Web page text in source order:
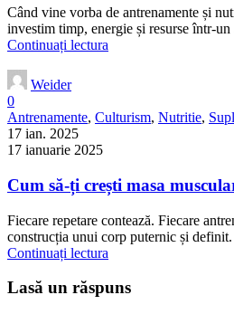
Când vine vorba de antrenamente și
investim timp, energie și resurse într-
Continuați lectura
Weider
0
Antrenamente, Culturism, Nutritie,
17 ian. 2025
17 ianuarie 2025
Cum să-ți crești masa
Fiecare repetare contează. Fiecare
construcția unui corp puternic și
Continuați lectura
Lasă un răspuns